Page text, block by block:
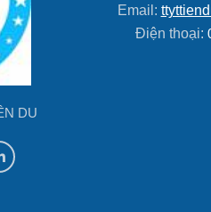
DU
Email:
Điện thoại: